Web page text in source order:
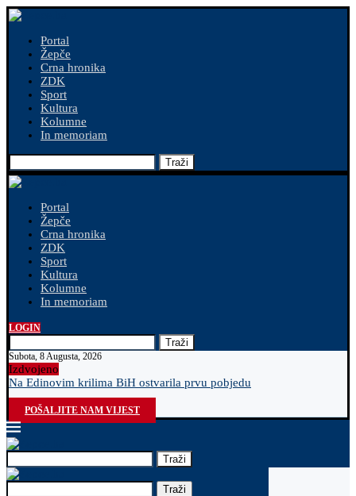
Portal
Žepče
Crna hronika
ZDK
Sport
Kultura
Kolumne
In memoriam
Traži
Portal
Žepče
Crna hronika
ZDK
Sport
Kultura
Kolumne
In memoriam
LOGIN
Traži
Subota, 8 Augusta, 2026
Izdvojeno
Na Edinovim krilima BiH ostvarila prvu pobjedu
POŠALJITE NAM VIJEST
Traži
Traži